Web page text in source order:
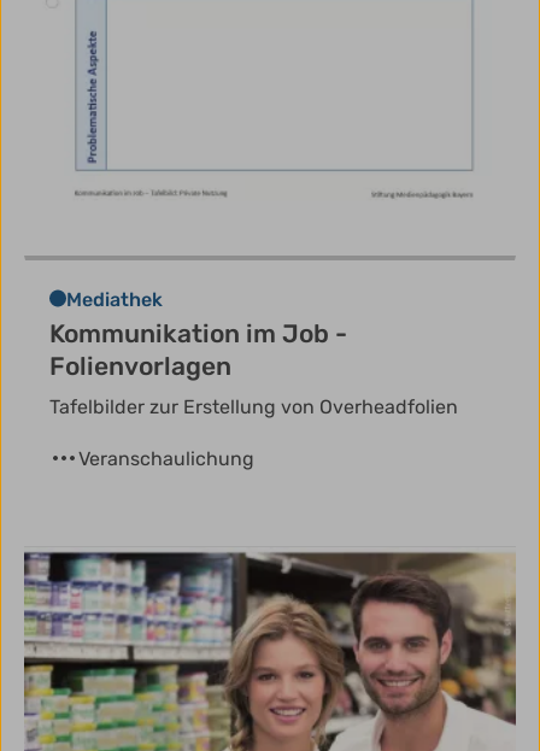
Mediathek
Kommunikation im Job -
Folienvorlagen
Tafelbilder zur Erstellung von Overheadfolien
Veranschaulichung